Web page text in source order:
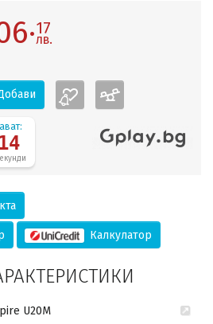
17
лв.
13
Калкулатор
U20M